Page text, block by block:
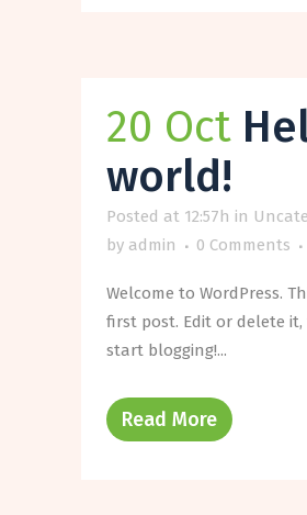
20 Oct
world!
Posted at 12:57h in
by admin 0 Comments
Welcome to WordPress.
first post. Edit or delete
start blogging!...
Read More